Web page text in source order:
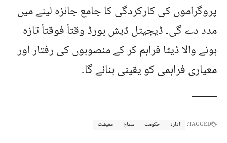
پروگراموں کی کارکردگی کا جامع جائزہ لینے میں
مدد دے گی۔ ڈیجیٹل ڈیش بورڈ وقتاً فوقتاً تازہ
ہونے والا ڈیٹا فراہم کر کے منصوبوں کی رفتار اور
معیاری فراہمی کو یقینی بنائے گا۔
TAGGED: ادارہ حکومت سماج معیشت